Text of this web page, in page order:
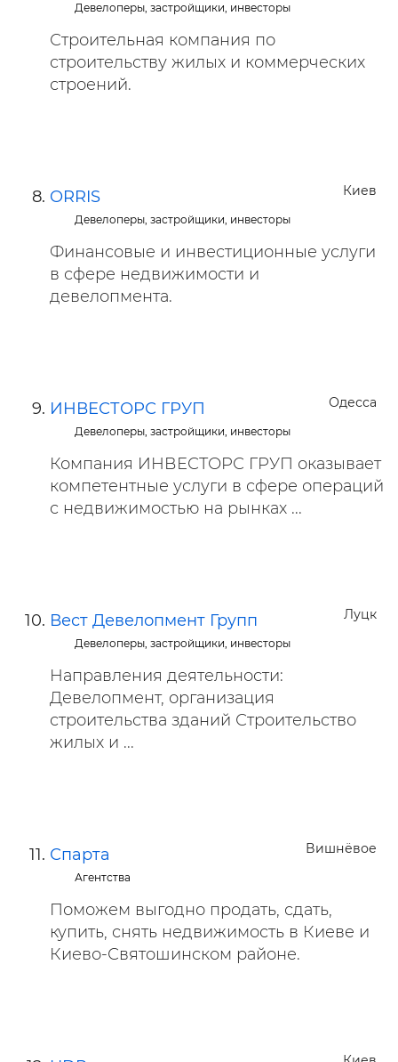
Девелоперы, застройщики, инвесторы
Строительная компания по
строительству жилых и коммерческих
строений.
Киев
ORRIS
Девелоперы, застройщики, инвесторы
Финансовые и инвестиционные услуги
в сфере недвижимости и
девелопмента.
Одесса
ИНВЕСТОРС ГРУП
Девелоперы, застройщики, инвесторы
Компания ИНВЕСТОРС ГРУП оказывает
компетентные услуги в сфере операций
с недвижимостью на рынках ...
Луцк
Вест Девелопмент Групп
Девелоперы, застройщики, инвесторы
Направления деятельности:
Девелопмент, организация
строительства зданий Строительство
жилых и ...
Вишнёвое
Спарта
Агентства
Поможем выгодно продать, сдать,
купить, снять недвижимость в Киеве и
Киево-Святошинском районе.